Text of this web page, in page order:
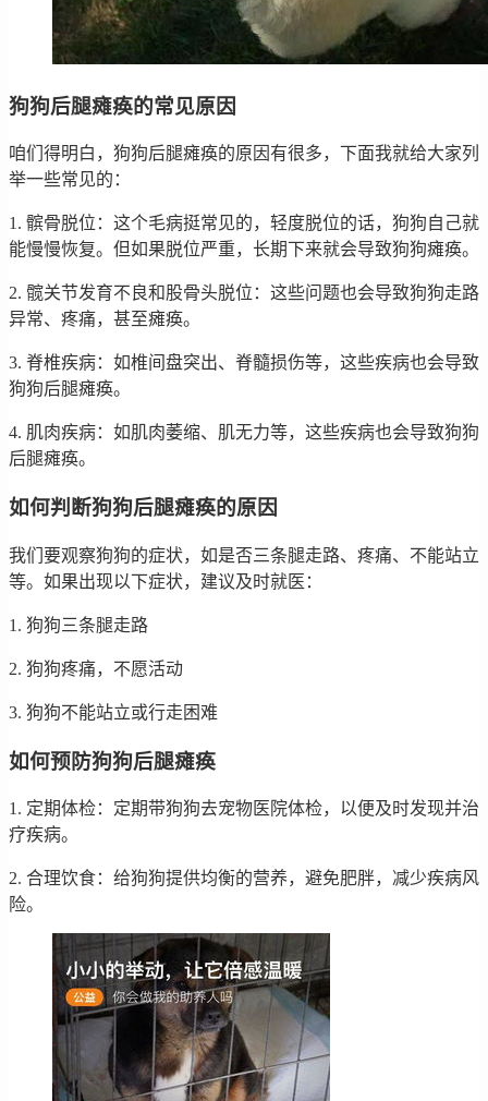
狗狗后腿瘫痪的常见原因
咱们得明白，狗狗后腿瘫痪的原因有很多，下面我就给大家列
举一些常见的：
1. 髌骨脱位：这个毛病挺常见的，轻度脱位的话，狗狗自己就
能慢慢恢复。但如果脱位严重，长期下来就会导致狗狗瘫痪。
2. 髋关节发育不良和股骨头脱位：这些问题也会导致狗狗走路
异常、疼痛，甚至瘫痪。
3. 脊椎疾病：如椎间盘突出、脊髓损伤等，这些疾病也会导致
狗狗后腿瘫痪。
4. 肌肉疾病：如肌肉萎缩、肌无力等，这些疾病也会导致狗狗
后腿瘫痪。
如何判断狗狗后腿瘫痪的原因
我们要观察狗狗的症状，如是否三条腿走路、疼痛、不能站立
等。如果出现以下症状，建议及时就医：
1. 狗狗三条腿走路
2. 狗狗疼痛，不愿活动
3. 狗狗不能站立或行走困难
如何预防狗狗后腿瘫痪
1. 定期体检：定期带狗狗去宠物医院体检，以便及时发现并治
疗疾病。
2. 合理饮食：给狗狗提供均衡的营养，避免肥胖，减少疾病风
险。